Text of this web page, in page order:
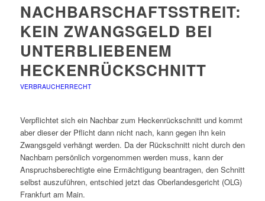
NACHBARSCHAFTSSTREIT:
KEIN ZWANGSGELD BEI
UNTERBLIEBENEM
HECKENRÜCKSCHNITT
VERBRAUCHERRECHT
Verpflichtet sich ein Nachbar zum Heckenrückschnitt und kommt
aber dieser der Pflicht dann nicht nach, kann gegen ihn kein
Zwangsgeld verhängt werden. Da der Rückschnitt nicht durch den
Nachbarn persönlich vorgenommen werden muss, kann der
Anspruchsberechtigte eine Ermächtigung beantragen, den Schnitt
selbst auszuführen, entschied jetzt das Oberlandesgericht (OLG)
Frankfurt am Main.